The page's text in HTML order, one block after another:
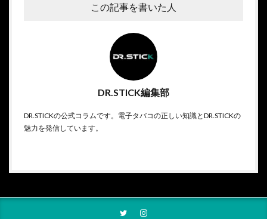
この記事を書いた人
DR.STICK編集部
DR.STICKの公式コラムです。電子タバコの正しい知識とDR.STICKの
魅力を発信しています。